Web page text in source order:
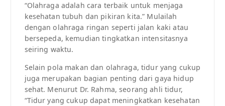
“Olahraga adalah cara terbaik untuk menjaga
kesehatan tubuh dan pikiran kita.” Mulailah
dengan olahraga ringan seperti jalan kaki atau
bersepeda, kemudian tingkatkan intensitasnya
seiring waktu.
Selain pola makan dan olahraga, tidur yang cukup
juga merupakan bagian penting dari gaya hidup
sehat. Menurut Dr. Rahma, seorang ahli tidur,
“Tidur yang cukup dapat meningkatkan kesehatan